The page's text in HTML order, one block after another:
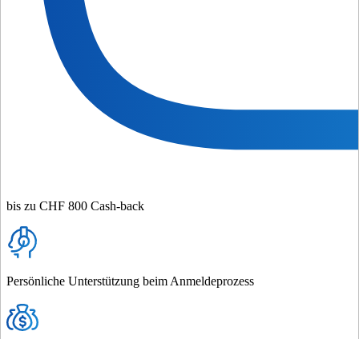
bis zu CHF 800 Cash-back
Persönliche Unterstützung beim Anmeldeprozess